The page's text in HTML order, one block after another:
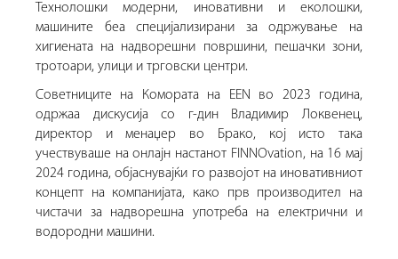
Технолошки модерни, иновативни и еколошки,
машините беа специјализирани за одржување на
хигиената на надворешни површини, пешачки зони,
тротоари, улици и трговски центри.
Советниците на Комората на EEN во 2023 година,
одржаа дискусија со г-дин Владимир Локвенец,
директор и менаџер во Брако, кој исто така
учествуваше на онлајн настанот FINNOvation, на 16 мај
2024 година, објаснувајќи го развојот на иновативниот
концепт на компанијата, како прв производител на
чистачи за надворешна употреба на електрични и
водородни машини.